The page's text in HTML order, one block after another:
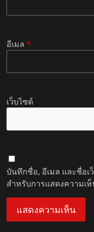
อีเมล*
เว็บไซต์
บันทึกชื่อ, อีเมล และชื่อเ
สำหรับการแสดงความเ